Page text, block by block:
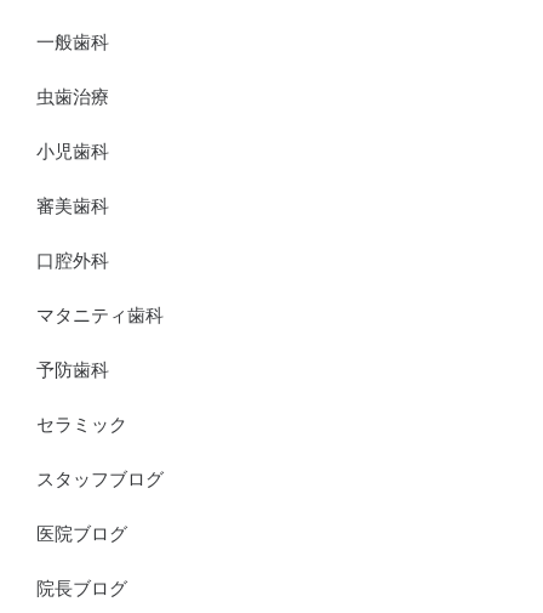
一般歯科
虫歯治療
小児歯科
審美歯科
口腔外科
マタニティ歯科
予防歯科
セラミック
スタッフブログ
医院ブログ
院長ブログ